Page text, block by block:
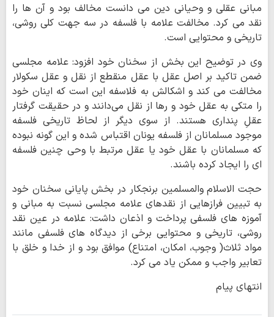
مبانی عقلی و وحیانی دین می دانست مخالف بود و آن ها را
نقد می کرد. مخالفت علامه با فلسفه در سه جهت کلی روشی،
تاریخی و محتوایی است.
وی در توضیح این بخش از سخنان خود افزود: علامه مجلسی
ضمن تاکید بر اصل عقل با عقل منقطع از نقل و عقل سکولار
مخالفت می کند و اشکالش به فلاسفه این است که اینان خود
را متکی به عقل خود و رها از نقل می‌دانند و در حقیقت گرفتار
عقلِ پنداری هستند. از سوی دیگر از لحاظ تاریخی فلسفه
موجود مسلمانان از فلسفه یونان اقتباس شده و این گونه نبوده
که مسلمانان با عقل خود یا عقل مرتبط با وحی چنین فلسفه
ای را ایجاد کرده باشند.
حجت الاسلام والمسلمین برنجکار در بخش پایانی سخنان خود
به تبیین فرازهایی از نقدهای علامه مجلسی نسبت به مبانی و
آموزه های فلسفی پرداخت و اذعان داشت: علامه در عین نقد
روشی، تاریخی و محتوایی برخی از دیدگاه های فلسفی مانند
مواد ثلاث( وجوب، امکان، امتناع) موافق بود و از خدا و خلق با
تعابیر واجب و ممکن یاد می کرد.
انتهای پیام